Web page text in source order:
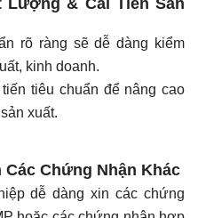
Lượng & Cải Tiến Sản
rõ ràng sẽ dễ dàng kiểm
kinh doanh.
tiêu chuẩn để nâng cao
xuất.
Chứng Nhận Khác
dễ dàng xin các chứng